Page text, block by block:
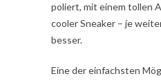
poliert, mit einem tollen
cooler Sneaker – je
besser.
Eine der einfachsten